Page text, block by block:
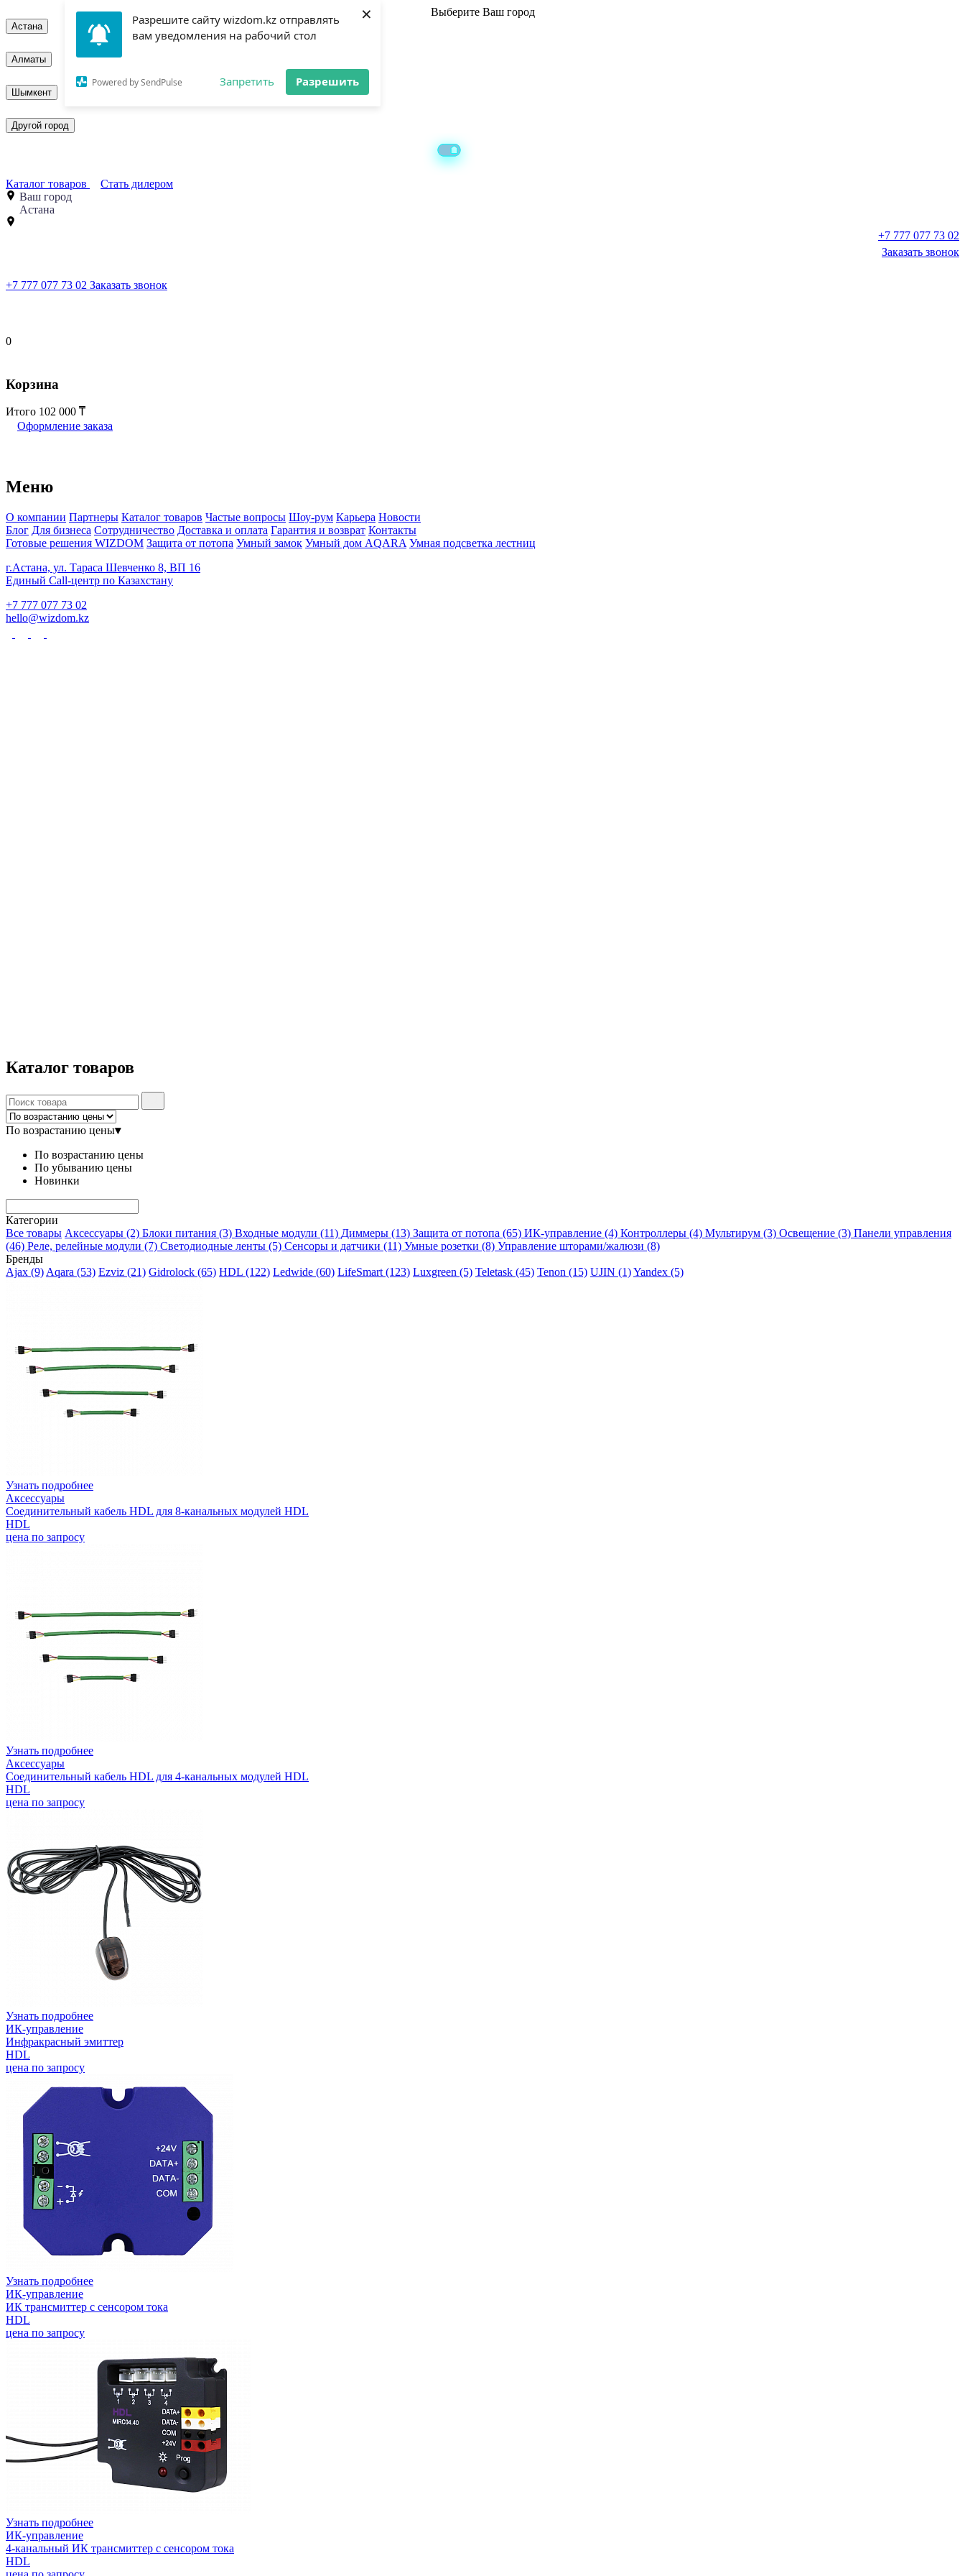
Разрешите сайту wizdom.kz отправлять
вам уведомления на рабочий стол
Powered by SendPulse Запретить Разрешить
× Выберите Ваш город
Астана
Алматы
Шымкент
Другой город
Каталог товаров
Стать дилером
Ваш город
Астана
+7 777 077 73 02
Заказать звонок
+7 777 077 73 02 Заказать звонок
0
Корзина
Итого 102 000
Оформление заказа
Меню
О компании Партнеры Каталог товаров Частые вопросы Шоу-рум Карьера Новости
Блог Для бизнеса Сотрудничество Доставка и оплата Гарантия и возврат Контакты
Готовые решения WIZDOM Защита от потопа Умный замок Умный дом AQARA Умная подсветка лестниц
г.Астана, ул. Тараса Шевченко 8, ВП 16
Единый Call-центр по Казахстану
+7 777 077 73 02
hello@wizdom.kz
Каталог товаров
По возрастанию цены▾
По возрастанию цены
По убыванию цены
Новинки
Категории
Все товары Аксессуары (2) Блоки питания (3) Входные модули (11) Диммеры (13) Защита от потопа (65) ИК-управление (4) Контроллеры (4) Мультирум (3) Освещение (3) Панели управления
(46) Реле, релейные модули (7) Светодиодные ленты (5) Сенсоры и датчики (11) Умные розетки (8) Управление шторами/жалюзи (8)
Бренды
Ajax (9) Aqara (53) Ezviz (21) Gidrolock (65) HDL (122) Ledwide (60) LifeSmart (123) Luxgreen (5) Teletask (45) Tenon (15) UJIN (1)Yandex (5)
Узнать подробнее
Аксессуары
Соединительный кабель HDL для 8-канальных модулей HDL
HDL
цена по запросу
Узнать подробнее
Аксессуары
Соединительный кабель HDL для 4-канальных модулей HDL
HDL
цена по запросу
Узнать подробнее
ИК-управление
Инфракрасный эмиттер
HDL
цена по запросу
Узнать подробнее
ИК-управление
ИК трансмиттер с сенсором тока
HDL
цена по запросу
Узнать подробнее
ИК-управление
4-канальный ИК трансмиттер с сенсором тока
HDL